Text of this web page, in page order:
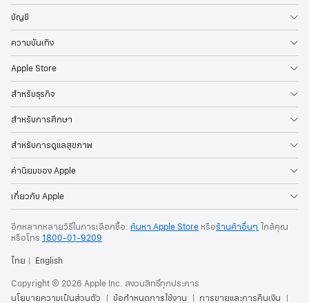
บัญชี
ความบันเทิง
Apple Store
สำหรับธุรกิจ
สำหรับการศึกษา
สำหรับการดูแลสุขภาพ
ค่านิยมของ Apple
เกี่ยวกับ Apple
อีกหลากหลายวิธีในการเลือกซื้อ: ค้นหา Apple Store หรือร้านค้าอื่นๆ ใกล้คุณ
หรือโทร 1800-01-9209
ไทย
English
Copyright © 2026 Apple Inc. สงวนสิทธิ์ทุกประการ
นโยบายความเป็นส่วนตัว
ข้อกำหนดการใช้งาน การขายและการคืนเงิน